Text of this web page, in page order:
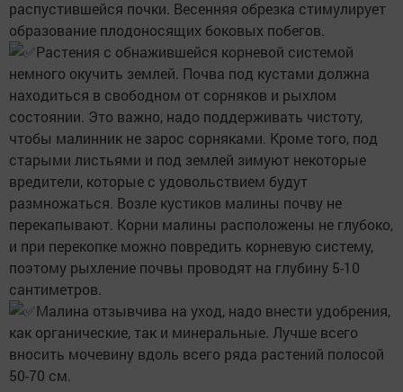
распустившейся почки. Весенняя обрезка стимулирует
образование плодоносящих боковых побегов.
Растения с обнажившейся корневой системой
немного окучить землей. Почва под кустами должна
находиться в свободном от сорняков и рыхлом
состоянии. Это важно, надо поддерживать чистоту,
чтобы малинник не зарос сорняками. Кроме того, под
старыми листьями и под землей зимуют некоторые
вредители, которые с удовольствием будут
размножаться. Возле кустиков малины почву не
перекапывают. Корни малины расположены не глубоко,
и при перекопке можно повредить корневую систему,
поэтому рыхление почвы проводят на глубину 5-10
сантиметров.
Малина отзывчива на уход, надо внести удобрения,
как органические, так и минеральные. Лучше всего
вносить мочевину вдоль всего ряда растений полосой
50-70 см.